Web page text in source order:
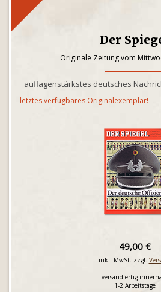
Der
Originale Zeitung vom
auflagenstärkstes deutsches
letztes verfügbares Originalexemplar!
49,00 €
inkl. MwSt. zzgl.
versandfertig
1-2 Arbeitstage